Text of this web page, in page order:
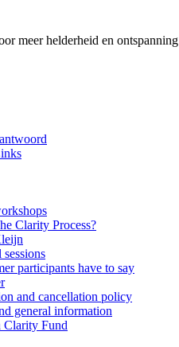
meer helderheid en ontspanning
Clarity Process?
participants have to say
and cancellation policy
general information
Clarity Fund